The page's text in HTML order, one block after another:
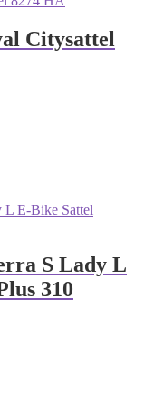
Citysattel
S Lady L
310